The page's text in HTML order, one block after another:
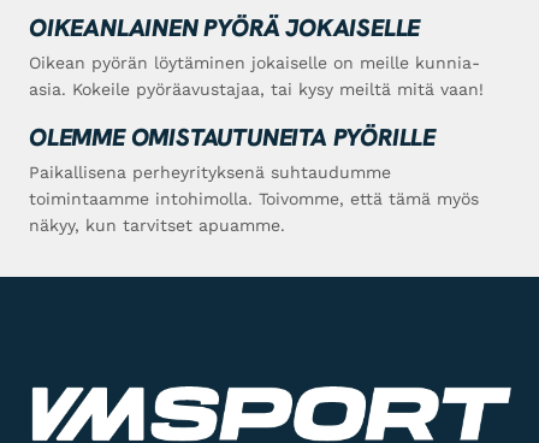
OIKEANLAINEN PYÖRÄ JOKAISELLE
Oikean pyörän löytäminen jokaiselle on meille kunnia-
asia. Kokeile pyöräavustajaa, tai kysy meiltä mitä vaan!
OLEMME OMISTAUTUNEITA PYÖRILLE
Paikallisena perheyrityksenä suhtaudumme
toimintaamme intohimolla. Toivomme, että tämä myös
näkyy, kun tarvitset apuamme.